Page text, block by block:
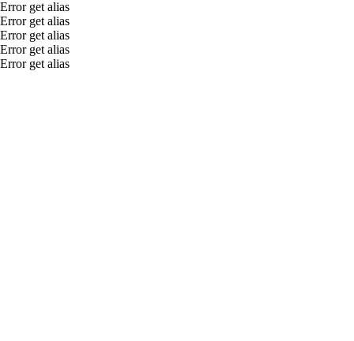
Error get alias
Error get alias
Error get alias
Error get alias
Error get alias